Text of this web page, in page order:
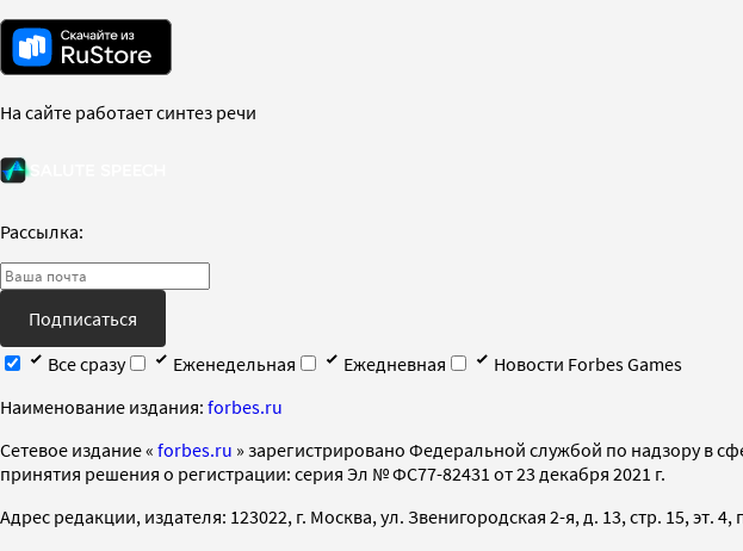
На сайте работает синтез речи
Рассылка:
Подписаться
Все сразу
Еженедельная Ежедневная
Новости Forbes Games
Наименование издания: forbes.ru
Cетевое издание « forbes.ru » зарегистрировано Федеральной службой по надзору в
принятия решения о регистрации: серия Эл № ФС77-82431 от 23 декабря 2021 г.
Адрес редакции, издателя: 123022, г. Москва, ул. Звенигородская 2-я, д. 13, стр. 15, эт. 4,